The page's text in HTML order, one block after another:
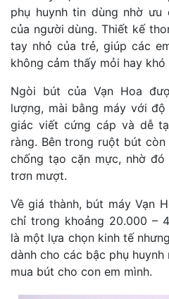
phụ huynh tin dùng nhờ
của người dùng. Thiết kế
tay nhỏ của trẻ, giúp các
không cảm thấy mỏi hay khó
Ngòi bút của Vạn Hoa
lượng, mài bằng máy với
giác viết cứng cáp và dễ
ràng. Bên trong ruột bút
chống tạo cặn mực, nhờ
trơn mượt.
Về giá thành, bút máy Vạn
chỉ trong khoảng 20.000 –
là một lựa chọn kinh tế
dành cho các bậc phụ
mua bút cho con em mình.